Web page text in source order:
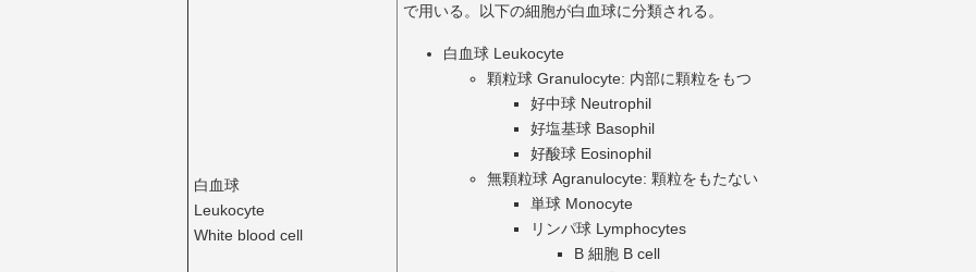
白血球
Leukocyte
White blood cell
で用いる。以下の細胞が白血球に分類される。
白血球 Leukocyte
顆粒球 Granulocyte: 内部に顆粒をもつ
好中球 Neutrophil
好塩基球 Basophil
好酸球 Eosinophil
無顆粒球 Agranulocyte: 顆粒をもたない
単球 Monocyte
リンパ球 Lymphocytes
B 細胞 B cell